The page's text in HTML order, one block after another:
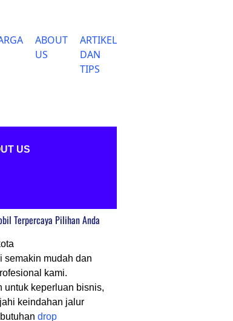
ABOUT
US
ARTIKEL
DAN
TIPS
US
Terpercaya Pilihan Anda
semakin mudah dan
kami.
untuk keperluan bisnis,
keindahan jalur
drop